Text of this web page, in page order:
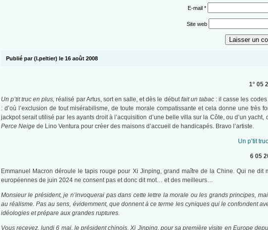
E-mail*
Site web
Publié par (l.peltier) le 16 août 2008
1° 05
Un p’tit truc en plus,réalisé par Artus, sort en salle, et dès le débutfait un tabac: il casse les codes
: d’où l’exclusion de tout misérabilisme, de toute morale compatissante et cela donne une
jackpot serait utilisé par les ayants droit à l’acquisition d’une belle villa sur la Côte, ou d’un yacht,
Perce Neigede Lino Ventura pour créer des maisons d’accueil de handicapés. Bravo l’artiste.
Un p’tit
6 05
Emmanuel Macron déroule le tapis rouge pour Xi Jinping, grand maître de la Chine. Qui ne
européennes de juin 2024 ne consent pas et donc dit mot… et des meilleurs…
Monsieur le président, je n’invoquerai pas dans cette lettre la morale ou les grands principes,
au réalisme. Pas au sens, évidemment, que donnent à ce terme les cyniques qui le confondent
idéologies et prépare aux grandes ruptures.
Vous recevez, lundi 6 mai, le président chinois, Xi Jinping, pour sa première visite en Europe